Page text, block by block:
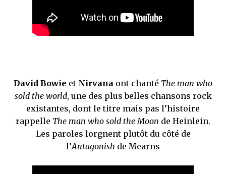
David Bowie et Nirvana ont chanté The man who
sold the world, une des plus belles chansons rock
existantes, dont le titre mais pas l’histoire
rappelle The man who sold the Moon de Heinlein.
Les paroles lorgnent plutôt du côté de
l’Antagonish de Mearns